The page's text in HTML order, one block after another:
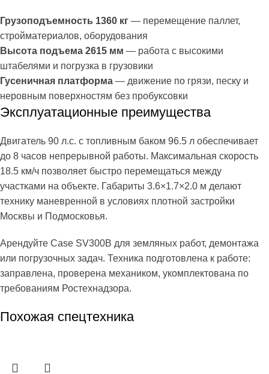
Грузоподъемность 1360 кг — перемещение паллет,
стройматериалов, оборудования
Высота подъема 2615 мм — работа с высокими
штабелями и погрузка в грузовики
Гусеничная платформа — движение по грязи, песку и
неровным поверхностям без пробуксовки
Эксплуатационные преимущества
Двигатель 90 л.с. с топливным баком 96.5 л обеспечивает
до 8 часов непрерывной работы. Максимальная скорость
18.5 км/ч позволяет быстро перемещаться между
участками на объекте. Габариты 3.6×1.7×2.0 м делают
технику маневренной в условиях плотной застройки
Москвы и Подмосковья.
Арендуйте Case SV300B для земляных работ, демонтажа
или погрузочных задач. Техника подготовлена к работе:
заправлена, проверена механиком, укомплектована по
требованиям Ростехнадзора.
Похожая спецтехника